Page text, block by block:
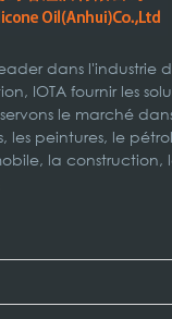
dans l'industrie
IOTA fournir les
le marché
les peintures, le
la construction,